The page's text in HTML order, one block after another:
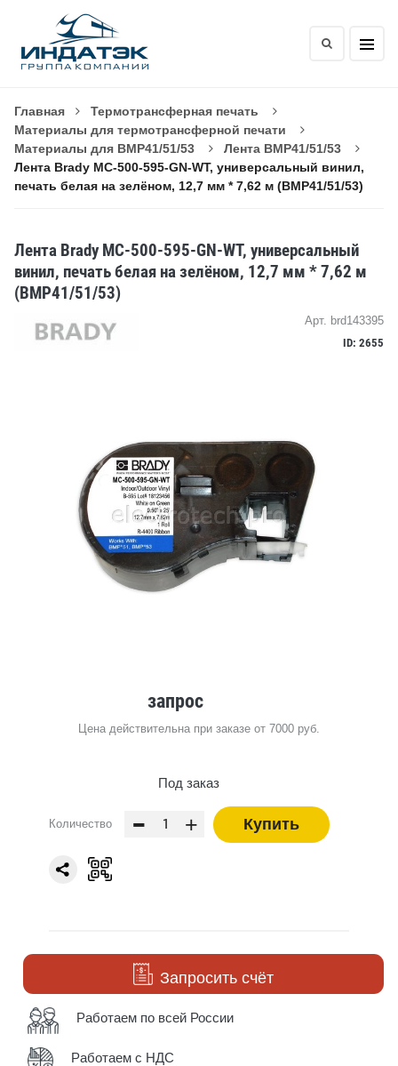
Главная
Термотрансферная печать
Материалы для термотрансферной печати
Материалы для BMP41/51/53
Лента BMP41/51/53
Лента Brady MC-500-595-GN-WT, универсальный винил,
печать белая на зелёном, 12,7 мм * 7,62 м (BMP41/51/53)
Лента Brady MC-500-595-GN-WT, универсальный
винил, печать белая на зелёном, 12,7 мм * 7,62 м
(BMP41/51/53)
Арт. brd143395
ID: 2655
запрос
Цена действительна при заказе от 7000 руб.
Под заказ
Количество - + Купить
Запросить счёт
Работаем по всей России
Работаем с НДС